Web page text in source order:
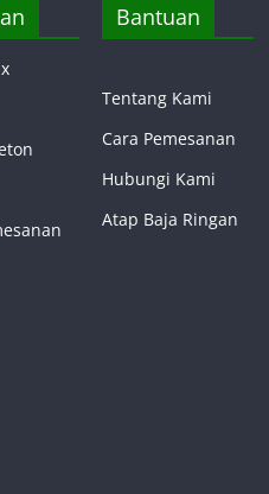
Bantuan
Tentang Kami
Cara Pemesanan
Hubungi Kami
Atap Baja Ringan